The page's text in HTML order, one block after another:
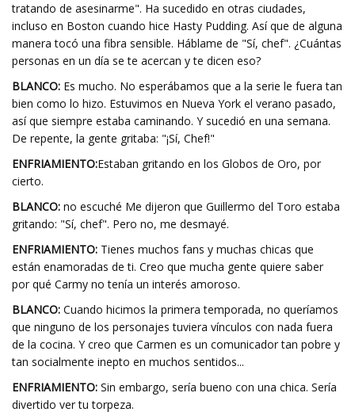
tratando de asesinarme". Ha sucedido en otras ciudades,
incluso en Boston cuando hice Hasty Pudding. Así que de alguna
manera tocó una fibra sensible. Háblame de "Sí, chef". ¿Cuántas
personas en un día se te acercan y te dicen eso?
BLANCO: Es mucho. No esperábamos que a la serie le fuera tan
bien como lo hizo. Estuvimos en Nueva York el verano pasado,
así que siempre estaba caminando. Y sucedió en una semana.
De repente, la gente gritaba: "¡Sí, Chef!"
ENFRIAMIENTO:Estaban gritando en los Globos de Oro, por
cierto.
BLANCO: no escuché Me dijeron que Guillermo del Toro estaba
gritando: "Sí, chef". Pero no, me desmayé.
ENFRIAMIENTO: Tienes muchos fans y muchas chicas que
están enamoradas de ti. Creo que mucha gente quiere saber
por qué Carmy no tenía un interés amoroso.
BLANCO: Cuando hicimos la primera temporada, no queríamos
que ninguno de los personajes tuviera vínculos con nada fuera
de la cocina. Y creo que Carmen es un comunicador tan pobre y
tan socialmente inepto en muchos sentidos...
ENFRIAMIENTO: Sin embargo, sería bueno con una chica. Sería
divertido ver tu torpeza.